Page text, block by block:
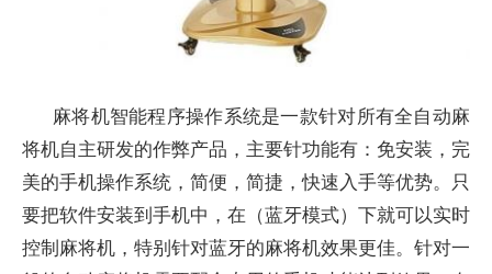
麻将机智能程序操作系统是一款针对所有全自动麻
将机自主研发的作弊产品，主要针功能有：免安装，完
美的手机操作系统，简便，简捷，快速入手等优势。只
要把软件安装到手机中，在（蓝牙模式）下就可以实时
控制麻将机，特别针对蓝牙的麻将机效果更佳。针对一